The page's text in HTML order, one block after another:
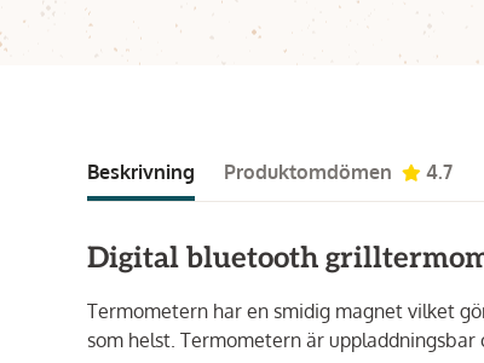
Beskrivning Produktomdömen 4.7
Digital bluetooth
Termometern har en smidig magnet vilket
som helst. Termometern är